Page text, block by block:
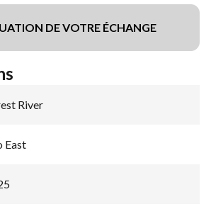
DE VOTRE ÉCHANGE
River
East